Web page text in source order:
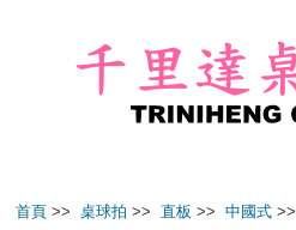
首頁 >> 桌球拍 >> 直板 >> 中國式 >>